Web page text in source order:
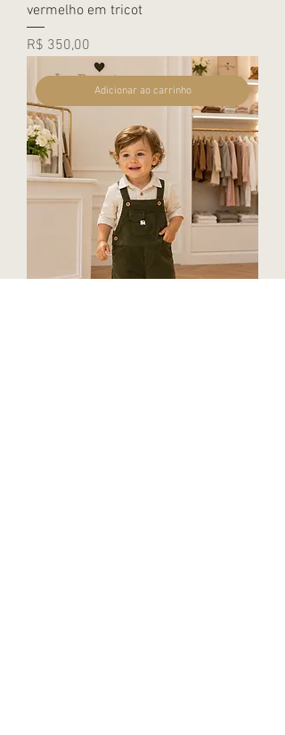
vermelho em tricot
Preço
R$ 350,00
Adicionar ao carrinho